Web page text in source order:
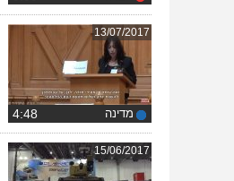
13/07/2017
מדינה
15/06/2017